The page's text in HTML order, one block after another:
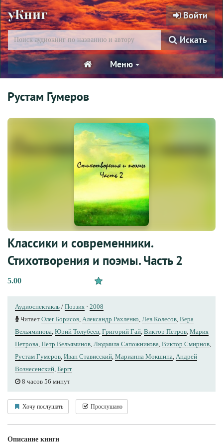
уКниг Войти
Искать
Меню
Рустам Гумеров
Классики и современники.
Стихотворения и поэмы. Часть 2
5.00
Аудиоспектакль / Поэзия · 2008
Читает Олег Борисов, Александр Рахленко, Лев Колесов, Вера
Вельяминова, Юрий Толубеев, Григорий Гай, Виктор Петров, Мария
Петрова, Петр Вельяминов, Людмила Сапожникова, Виктор Смирнов,
Рустам Гумеров, Иван Стависский, Марианна Мокшина, Андрей
Вознесенский, Бергг
8 часов 56 минут
Хочу послушать Прослушано
Описание книги